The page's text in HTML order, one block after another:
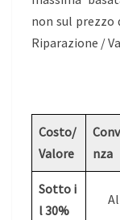
non sul prezzo
Riparazione /
Costo/
Valore
nza
Sotto i
l 30%